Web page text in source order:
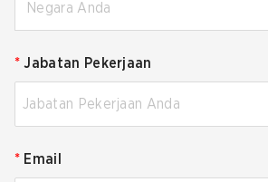
Negara Anda
* Jabatan Pekerjaan
* Email